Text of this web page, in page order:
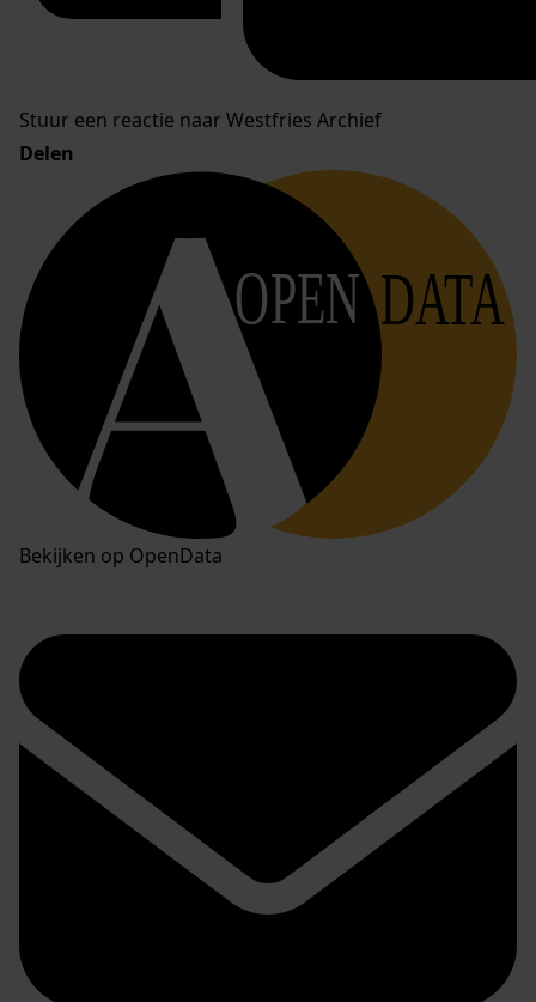
Stuur een reactie naar Westfries Archief
Delen
OPEN DATA
Bekijken op OpenData